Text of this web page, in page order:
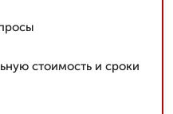
стоимость и сроки